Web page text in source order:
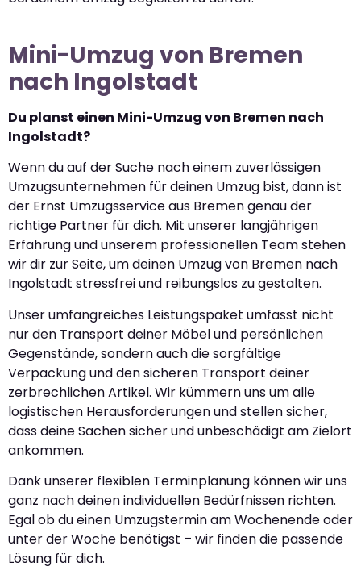
Mini-Umzug von Bremen
nach Ingolstadt
Du planst einen Mini-Umzug von Bremen nach
Ingolstadt?
Wenn du auf der Suche nach einem zuverlässigen
Umzugsunternehmen für deinen Umzug bist, dann ist
der Ernst Umzugsservice aus Bremen genau der
richtige Partner für dich. Mit unserer langjährigen
Erfahrung und unserem professionellen Team stehen
wir dir zur Seite, um deinen Umzug von Bremen nach
Ingolstadt stressfrei und reibungslos zu gestalten.
Unser umfangreiches Leistungspaket umfasst nicht
nur den Transport deiner Möbel und persönlichen
Gegenstände, sondern auch die sorgfältige
Verpackung und den sicheren Transport deiner
zerbrechlichen Artikel. Wir kümmern uns um alle
logistischen Herausforderungen und stellen sicher,
dass deine Sachen sicher und unbeschädigt am Zielort
ankommen.
Dank unserer flexiblen Terminplanung können wir uns
ganz nach deinen individuellen Bedürfnissen richten.
Egal ob du einen Umzugstermin am Wochenende oder
unter der Woche benötigst – wir finden die passende
Lösung für dich.